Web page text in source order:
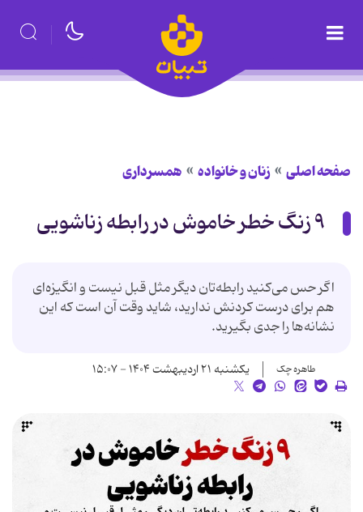
صفحه اصلی زنان و خانواده همسرداری
۹ زنگ خطر خاموش در رابطه زناشویی
اگر حس می‌کنید رابطه‌تان دیگر مثل قبل نیست و انگیزه‌ای
هم برای درست کردنش ندارید، شاید وقت آن است که این
نشانه‌ها را جدی بگیرید.
طاهره چک یکشنبه ۲۱ اردیبهشت ۱۴۰۴ - ۱۵:۰۷